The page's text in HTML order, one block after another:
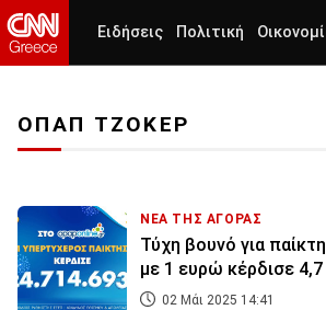
Ειδήσεις Πολιτική
ΟΠΑΠ ΤΖΟΚΕΡ
ΝΕΑ ΤΗΣ ΑΓΟΡΑΣ
Τύχη βουνό για
με 1 ευρώ κέρδισε
02 Μάι 2025 14:41